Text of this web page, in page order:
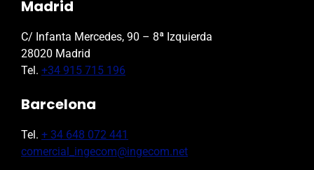
Madrid
C/ Infanta Mercedes, 90 – 8ª Izquierda
28020 Madrid
Tel. +34 915 715 196
Barcelona
Tel. + 34 648 072 441
comercial_ingecom@ingecom.net